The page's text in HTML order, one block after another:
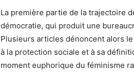
La première partie de la trajectoire
démocratie, qui produit une
Plusieurs articles dénoncent alors
à la protection sociale et à sa
moment euphorique du féminisme